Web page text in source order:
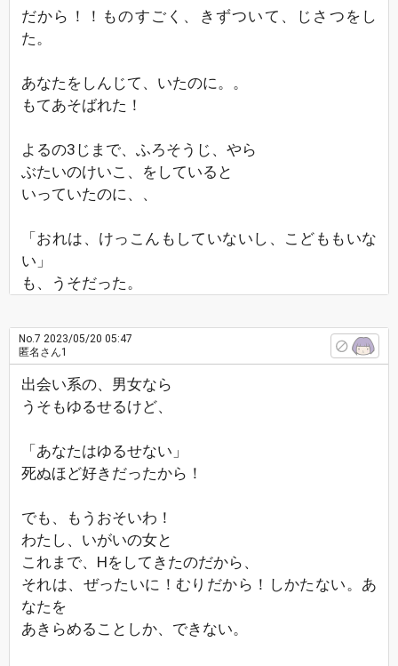
だから！！ものすごく、きずついて、じさつをし
た。
あなたをしんじて、いたのに。。
もてあそばれた！
よるの3じまで、ふろそうじ、やら
ぶたいのけいこ、をしていると
いっていたのに、、
「おれは、けっこんもしていないし、こどももいな
い」
も、うそだった。
No.7 2023/05/20 05:47
匿名さん1
出会い系の、男女なら
うそもゆるせるけど、
「あなたはゆるせない」
死ぬほど好きだったから！
でも、もうおそいわ！
わたし、いがいの女と
これまで、Hをしてきたのだから、
それは、ぜったいに！むりだから！しかたない。あ
なたを
あきらめることしか、できない。